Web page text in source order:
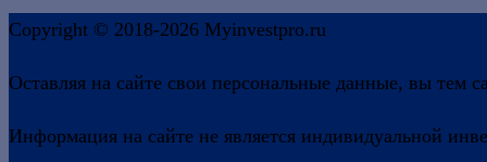
Copyright © 2018-2026 Myinvestpro.ru
Оставляя на сайте свои персональные данные, вы тем
Информация на сайте не является индивидуальной